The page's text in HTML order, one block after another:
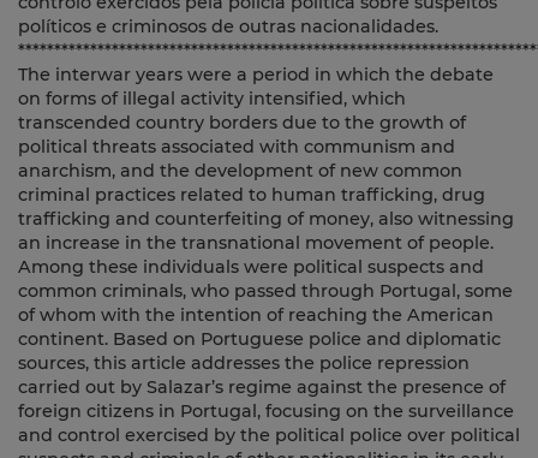
políticos e criminosos de outras nacionalidades.
The interwar years were a period in which the debate
on forms of illegal activity intensified, which
transcended country borders due to the growth of
political threats associated with communism and
anarchism, and the development of new common
criminal practices related to human trafficking, drug
trafficking and counterfeiting of money, also witnessing
an increase in the transnational movement of people.
Among these individuals were political suspects and
common criminals, who passed through Portugal, some
of whom with the intention of reaching the American
continent. Based on Portuguese police and diplomatic
sources, this article addresses the police repression
carried out by Salazar’s regime against the presence of
foreign citizens in Portugal, focusing on the surveillance
and control exercised by the political police over political